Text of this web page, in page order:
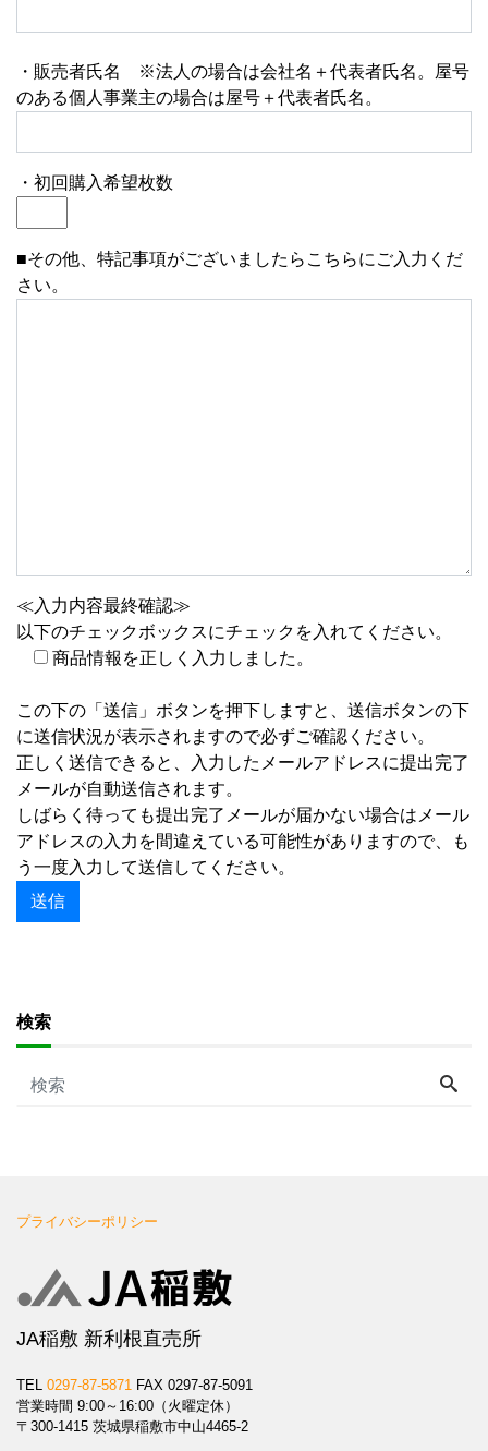
・販売者氏名 ※法人の場合は会社名＋代表者氏名。屋号
のある個人事業主の場合は屋号＋代表者氏名。
・初回購入希望枚数
■その他、特記事項がございましたらこちらにご入力くだ
さい。
≪入力内容最終確認≫
以下のチェックボックスにチェックを入れてください。
商品情報を正しく入力しました。
この下の「送信」ボタンを押下しますと、送信ボタンの下
に送信状況が表示されますので必ずご確認ください。
正しく送信できると、入力したメールアドレスに提出完了
メールが自動送信されます。
しばらく待っても提出完了メールが届かない場合はメール
アドレスの入力を間違えている可能性がありますので、も
う一度入力して送信してください。
検索
プライバシーポリシー
JA稲敷 新利根直売所
TEL 0297-87-5871 FAX 0297-87-5091
営業時間 9:00～16:00（火曜定休）
〒300-1415 茨城県稲敷市中山4465-2